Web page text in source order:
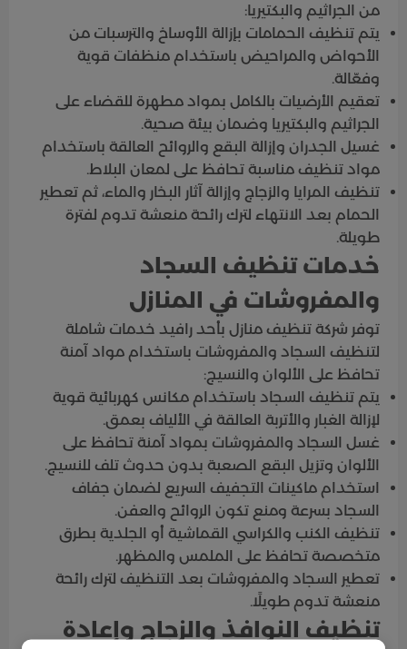
من الجراثيم والبكتيريا:
يتم تنظيف الحمامات بإزالة الأوساخ والترسبات من
الأحواض والمراحيض باستخدام منظفات قوية
وفعّالة.
تعقيم الأرضيات بالكامل بمواد مطهرة للقضاء على
الجراثيم والبكتيريا وضمان بيئة صحية.
غسيل الجدران وإزالة البقع والروائح العالقة باستخدام
مواد تنظيف مناسبة تحافظ على لمعان البلاط.
تنظيف المرايا والزجاج وإزالة آثار البخار والماء، ثم تعطير
الحمام بعد الانتهاء لترك رائحة منعشة تدوم لفترة
طويلة.
خدمات تنظيف السجاد
والمفروشات في المنازل
توفر شركة تنظيف منازل بأحد رافيد خدمات شاملة
لتنظيف السجاد والمفروشات باستخدام مواد آمنة
تحافظ على الألوان والنسيج:
يتم تنظيف السجاد باستخدام مكانس كهربائية قوية
لإزالة الغبار والأتربة العالقة في الألياف بعمق.
غسل السجاد والمفروشات بمواد آمنة تحافظ على
الألوان وتزيل البقع الصعبة بدون حدوث تلف للنسيج.
استخدام ماكينات التجفيف السريع لضمان جفاف
السجاد بسرعة ومنع تكون الروائح والعفن.
تنظيف الكنب والكراسي القماشية أو الجلدية بطرق
متخصصة تحافظ على الملمس والمظهر.
تعطير السجاد والمفروشات بعد التنظيف لترك رائحة
منعشة تدوم طويلًا.
تنظيف النوافذ والزجاج وإعادة